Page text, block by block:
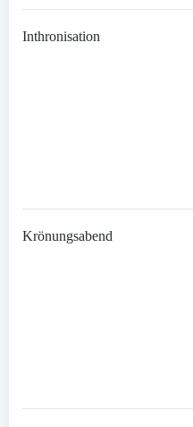
Inthronisation
Krönungsabend